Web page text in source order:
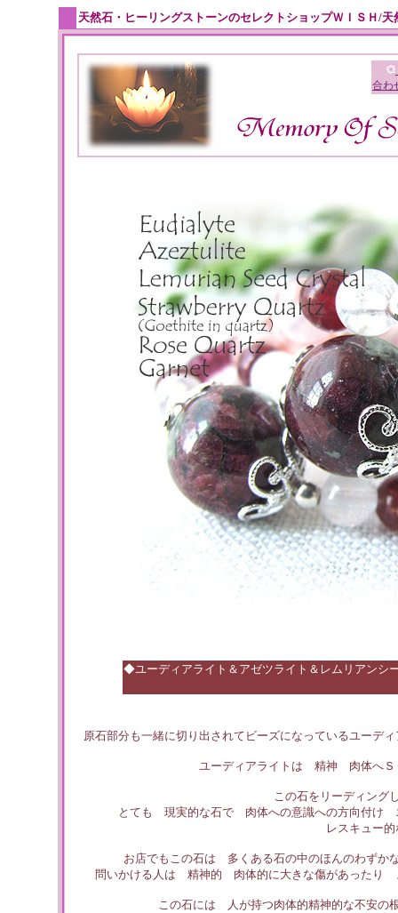
天然石・ヒーリングストーンのセレクトショップＷＩＳＨ/
合わ
◆ユーディアライト＆アゼツライト＆レムリアンシ
原石部分も一緒に切り出されてビーズになっているユーデ
ユーディアライトは 精神 肉体へＳ
この石をリーディング
とても 現実的な石で 肉体への意識への方向付け
レスキュー
お店でもこの石は 多くある石の中のほんのわずか
問いかける人は 精神的 肉体的に大きな傷があったり
この石には 人が持つ肉体的精神的な不安の